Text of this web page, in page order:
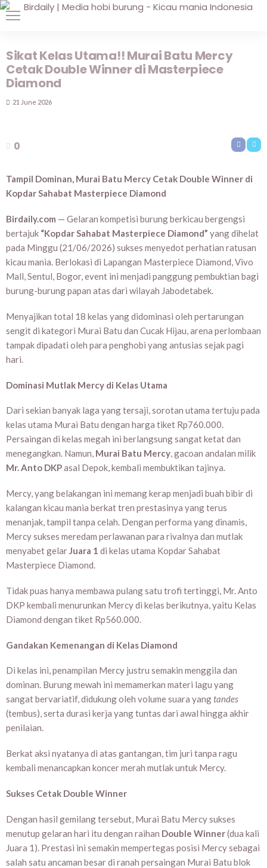
Sikat Kelas Utama!! Murai Batu Mercy
Cetak Double Winner di Masterpiece
Diamond
21 June 2026
0
Tampil Dominan, Murai Batu Mercy Cetak Double Winner di
Kopdar Sahabat Masterpiece Diamond
Birdaily.com — Gelaran kompetisi burung berkicau bergengsi
bertajuk “Kopdar Sahabat Masterpiece Diamond” yang dihelat
pada Minggu (21/06/2026) sukses menyedot perhatian ratusan
kicau mania. Berlokasi di Lapangan Masterpiece Diamond, Vivo
Mall, Sentul, Bogor, event ini menjadi panggung pembuktian bagi
burung-burung papan atas dari wilayah Jabodetabek.
Menyajikan total 18 kelas yang didominasi oleh pertarungan
sengit di kategori Murai Batu dan Cucak Hijau, arena perlombaan
tampak dipadati oleh para penghobi yang antusias sejak pagi
hari.
Dominasi Mutlak Mercy di Kelas Utama
Dari sekian banyak laga yang tersaji, sorotan utama tertuju pada
kelas utama Murai Batu dengan harga tiket Rp760.000.
Persaingan di kelas megah ini berlangsung sangat ketat dan
menegangkan. Namun, Murai Batu Mercy, gacoan andalan milik
Mr. Anto DKPasal Depok, kembali membuktikan tajinya.
Mercy, yang belakangan ini memang kerap menjadi buah bibir di
kalangan kicau mania berkat tren prestasinya yang terus
menanjak, tampil tanpa celah. Dengan performa yang dinamis,
Mercy sukses meredam perlawanan para rivalnya dan mutlak
menyabet gelarJuara 1 di kelas utama Kopdar Sahabat
Masterpiece Diamond.
Tidak puas hanya membawa pulang satu trofi tertinggi, Mr. Anto
DKP kembali menurunkan Mercy di kelas berikutnya, yaitu Kelas
Diamond dengan tiket Rp560.000.
Gandakan Kemenangan di Kelas Diamond
Di kelas ini, penampilan Mercy justru semakin menggila dan
dominan. Burung mewah ini memamerkan materi lagu yang
sangat bervariatif, didukung oleh volume suara yangtandes
(tembus), serta durasi kerja yang tuntas dari awal hingga akhir
penilaian.
Berkat aksi nyatanya di atas gantangan, tim juri tanpa ragu
kembali menancapkan koncer merah mutlak untuk Mercy.
Sukses Cetak Double Winner
Dengan hasil gemilang tersebut, Murai Batu Mercy sukses
menutup gelaran hari itu dengan raihan Double Winner(dua kali
Juara 1). Prestasi ini semakin mempertegas posisi Mercy sebagai
salah satu ancaman besar di ranah persaingan Murai Batu blok